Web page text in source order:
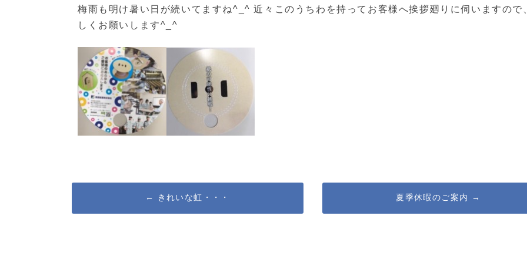
梅雨も明け暑い日が続いてますね^_^ 近々このうちわを持ってお客様へ挨拶廻りに伺いますので
しくお願いします^_^
navigation
← きれいな虹・・・ 夏季休暇のご案内 →